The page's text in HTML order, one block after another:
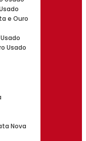
e Ouro
Usado
Nova